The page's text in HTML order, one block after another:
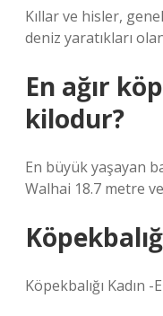
Kıllar ve hisler,
deniz yaratıkları
En ağır
kilodur?
En büyük yaşayan
Walhai 18.7 metre
Köpekbalığı Kadın -